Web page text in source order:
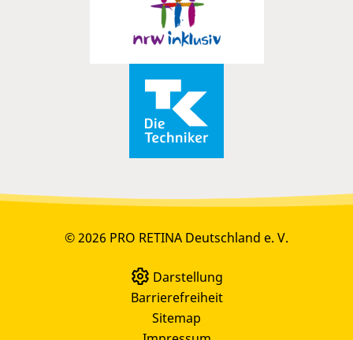
© 2026 PRO RETINA Deutschland e. V.
Darstellung
Barrierefreiheit
Sitemap